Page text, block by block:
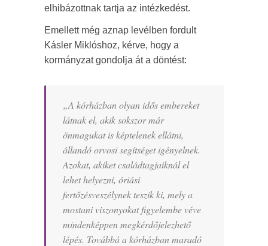
elhibázottnak tartja az intézkedést.
Emellett még aznap levélben fordult
Kásler Miklóshoz, kérve, hogy a
kormányzat gondolja át a döntést:
„A kórházban olyan idős embereket
látnak el, akik sokszor már
önmagukat is képtelenek ellátni,
állandó orvosi segítséget igényelnek.
Azokat, akiket családtagjaiknál el
lehet helyezni, óriási
fertőzésveszélynek teszik ki, mely a
mostani viszonyokat figyelembe véve
mindenképpen megkérdőjelezhető
lépés. Továbbá a kórházban maradó